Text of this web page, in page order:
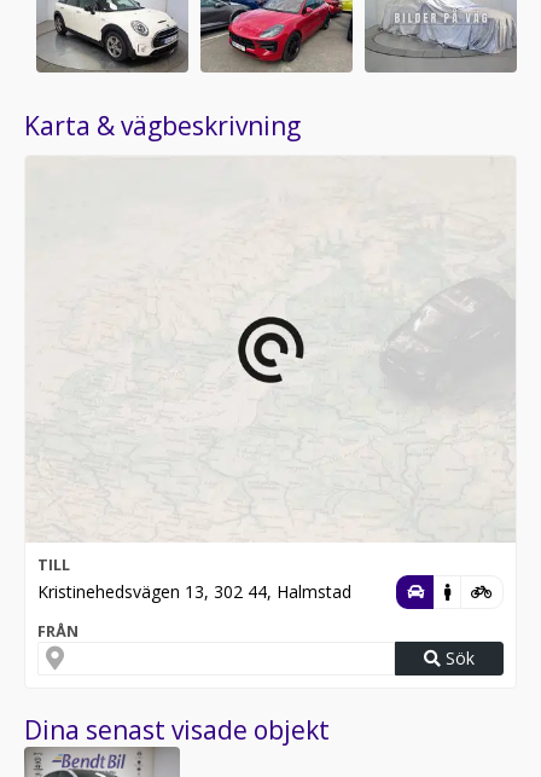
Karta & vägbeskrivning
TILL
Kristinehedsvägen 13, 302 44, Halmstad
FRÅN
Sök
Dina senast visade objekt